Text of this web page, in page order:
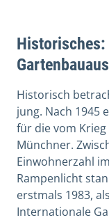
Historisches:
Historisch
jung. Nach 1945
für die vom
Münchner.
Einwohnerzahl
Rampenlicht
erstmals 1983,
Internationale